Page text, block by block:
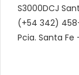
S3000DCJ
(+54 342)
Pcia. Santa